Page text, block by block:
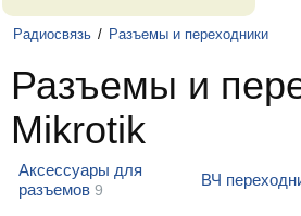
Радиосвязь / Разъемы и переходники
Разъемы и
Mikrotik
Аксессуары для
разъемов 9
ВЧ